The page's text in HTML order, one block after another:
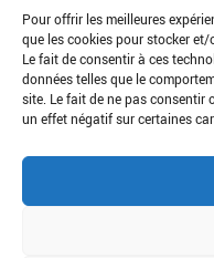
Pour offrir les meilleures
que les cookies pour stocker
Le fait de consentir à ces
données telles que le
site. Le fait de ne pas consentir
un effet négatif sur certaines